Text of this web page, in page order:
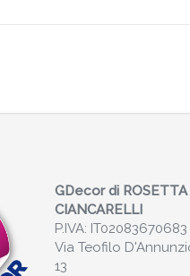
GDecor di ROSETTA
CIANCARELLI
P.IVA: IT02083670683
Via Teofilo
13